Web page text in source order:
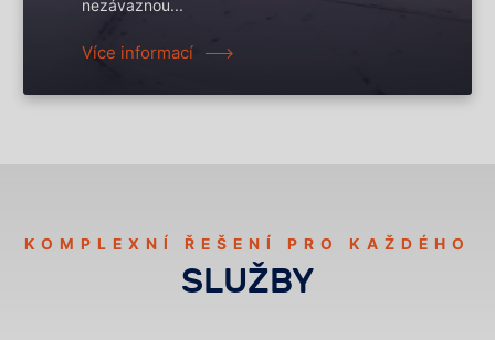
nezávaznou...
Více informací
KOMPLEXNÍ ŘEŠENÍ PRO KAŽDÉHO
SLUŽBY